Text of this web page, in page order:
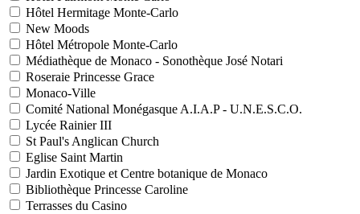
Hôtel Hermitage Monte-Carlo
New Moods
Hôtel Métropole Monte-Carlo
Médiathèque de Monaco - Sonothèque José Notari
Roseraie Princesse Grace
Monaco-Ville
Comité National Monégasque A.I.A.P - U.N.E.S.C.O.
Lycée Rainier III
St Paul's Anglican Church
Eglise Saint Martin
Jardin Exotique et Centre botanique de Monaco
Bibliothèque Princesse Caroline
Terrasses du Casino